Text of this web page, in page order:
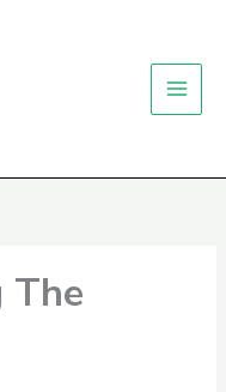
The